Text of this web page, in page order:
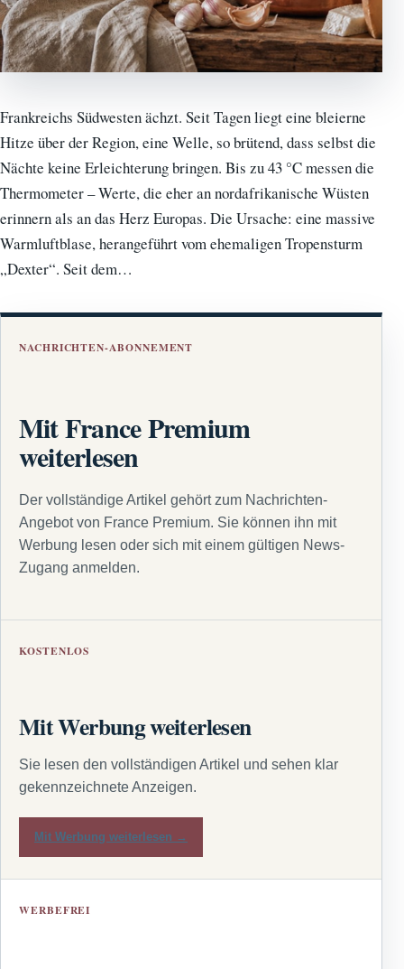
Frankreichs Südwesten ächzt. Seit Tagen liegt eine bleierne
Hitze über der Region, eine Welle, so brütend, dass selbst die
Nächte keine Erleichterung bringen. Bis zu 43 °C messen die
Thermometer – Werte, die eher an nordafrikanische Wüsten
erinnern als an das Herz Europas. Die Ursache: eine massive
Warmluftblase, herangeführt vom ehemaligen Tropensturm
„Dexter“. Seit dem…
NACHRICHTEN-ABONNEMENT
Mit France Premium
weiterlesen
Der vollständige Artikel gehört zum Nachrichten-
Angebot von France Premium. Sie können ihn mit
Werbung lesen oder sich mit einem gültigen News-
Zugang anmelden.
KOSTENLOS
Mit Werbung weiterlesen
Sie lesen den vollständigen Artikel und sehen klar
gekennzeichnete Anzeigen.
Mit Werbung weiterlesen →
WERBEFREI